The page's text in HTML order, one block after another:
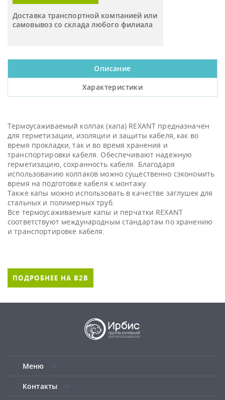
Доставка транспортной компанией или
самовывоз со склада любого филиала
Описание
Характеристики
Термоусаживаемый колпак (капа) REXANT предназначен
для герметизации, изоляции и защиты кабеля, как во
время прокладки, так и во время хранения и
транспортировки кабеля. Обеспечивают надежную
герметизацию, сохранность кабеля. Благодаря
использованию колпаков можно существенно сэкономить
время на подготовке кабеля к монтажу.
Также капы можно использовать в качестве заглушек для
стальных и полимерных труб.
Все термоусаживаемые капы и перчатки REXANT
соответствуют международным стандартам по хранению
ПОДРОБНЕЕ НА B2B
Меню
Контакты